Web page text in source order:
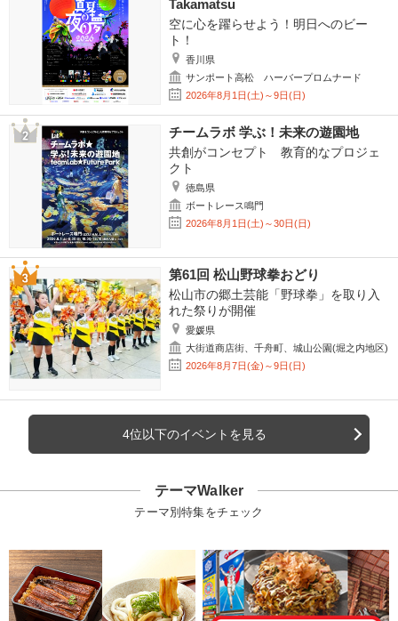
Takamatsu
空に心を躍らせよう！明日へのビー
ト！
香川県
サンポート高松 ハーバープロムナード
2026年8月1日(土)～9日(日)
チームラボ 学ぶ！未来の遊園地
共創がコンセプト 教育的なプロジェ
クト
徳島県
ボートレース鳴門
2026年8月1日(土)～30日(日)
第61回 松山野球拳おどり
松山市の郷土芸能「野球拳」を取り入
れた祭りが開催
愛媛県
大街道商店街、千舟町、城山公園(堀之内地区)
2026年8月7日(金)～9日(日)
4位以下のイベントを見る
テーマWalker
テーマ別特集をチェック